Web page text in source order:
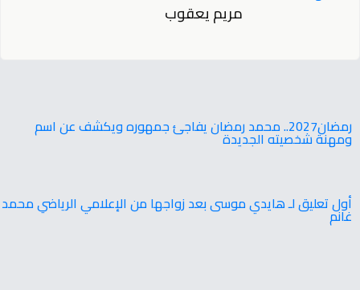
مريم يعقوب
‬ومهنة‭ ‬شخصيته‭ ‬الجديدة
أول تعليق لـ هايدي موسى بعد زواجها من الإعلامي الرياضي محمد
غانم